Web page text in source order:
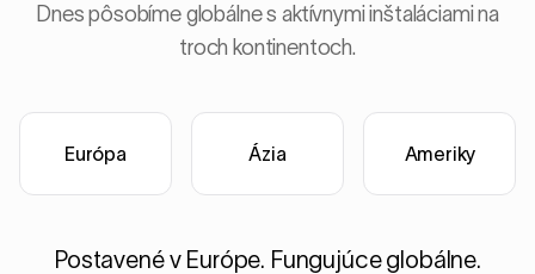
Dnes pôsobíme globálne s aktívnymi inštaláciami na
troch kontinentoch.
Európa Ázia Ameriky
Postavené v Európe. Fungujúce globálne.